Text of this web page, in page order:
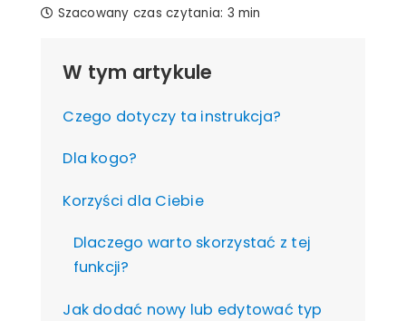
Szacowany czas czytania: 3 min
W tym artykule
Czego dotyczy ta instrukcja?
Dla kogo?
Korzyści dla Ciebie
Dlaczego warto skorzystać z tej
funkcji?
Jak dodać nowy lub edytować typ